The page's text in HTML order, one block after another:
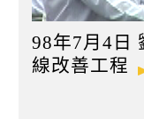
98年7月4日
線改善工程